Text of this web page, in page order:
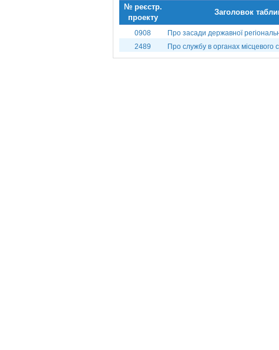
№ реєстр.
проекту
Заголовок
0908 Про засади державної
2489
Про службу в органах місцевого